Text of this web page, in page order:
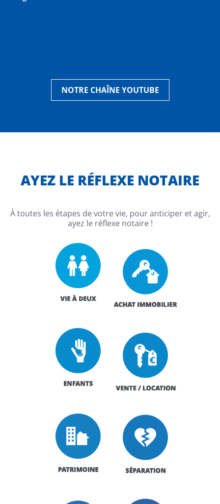
NOTRE CHAÎNE YOUTUBE
AYEZ LE RÉFLEXE NOTAIRE
À toutes les étapes de votre vie, pour anticiper et agir,
ayez le réflexe notaire !